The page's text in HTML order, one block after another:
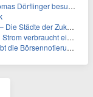
im Kammerbezirk Freiburg
der Zukunft sind grün-blau
ein Aufzug im Gebäude
Frankfurter Wertpapierbörse bekannt